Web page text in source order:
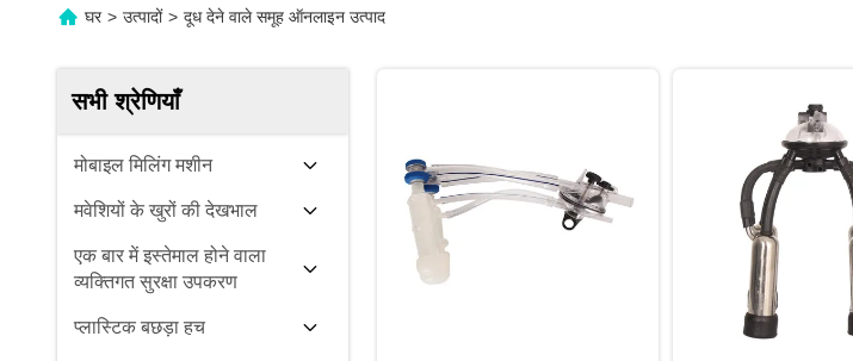
घर > उत्पादों > दूध देने वाले समूह ऑनलाइन उत्पाद
सभी श्रेणियाँ
मोबाइल मिलिंग मशीन
मवेशियों के खुरों की देखभाल
एक बार में इस्तेमाल होने वाला
व्यक्तिगत सुरक्षा उपकरण
प्लास्टिक बछड़ा हच